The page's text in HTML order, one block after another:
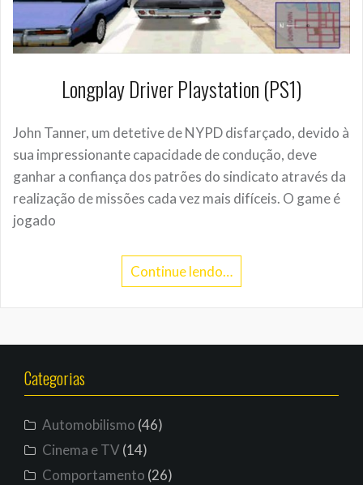
Longplay Driver Playstation (PS1)
John Tanner, um detetive de NYPD disfarçado, devido à
sua impressionante capacidade de condução, deve
ganhar a confiança dos patrões do sindicato através da
realização de missões cada vez mais difíceis. O game é
jogado
Continue lendo…
Categorias
Automobilismo (46)
Cinema e TV(14)
Comportamento (26)